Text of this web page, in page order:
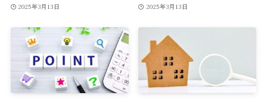
2025年3月13日 2025年3月13日